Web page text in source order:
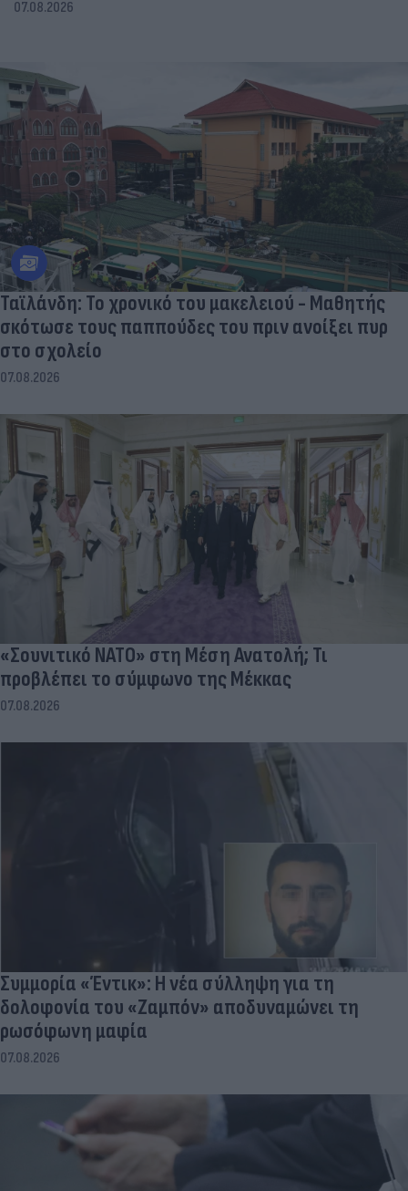
07.08.2026
Ταϊλάνδη: Το χρονικό του μακελειού - Μαθητής
σκότωσε τους παππούδες του πριν ανοίξει πυρ
στο σχολείο
07.08.2026
«Σουνιτικό ΝΑΤΟ» στη Μέση Ανατολή; Τι
προβλέπει το σύμφωνο της Μέκκας
07.08.2026
Συμμορία «Έντικ»: Η νέα σύλληψη για τη
δολοφονία του «Ζαμπόν» αποδυναμώνει τη
ρωσόφωνη μαφία
07.08.2026